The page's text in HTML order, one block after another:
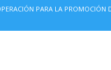
PARA LA PROMOCIÓN